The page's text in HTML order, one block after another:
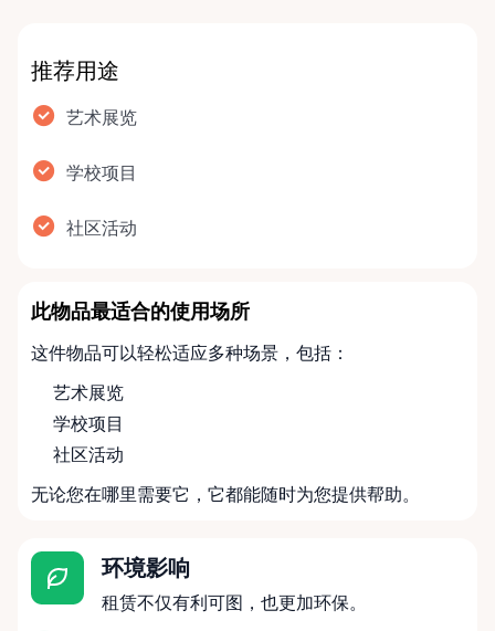
推荐用途
艺术展览
学校项目
社区活动
此物品最适合的使用场所
这件物品可以轻松适应多种场景，包括：
艺术展览
学校项目
社区活动
无论您在哪里需要它，它都能随时为您提供帮助。
环境影响
租赁不仅有利可图，也更加环保。